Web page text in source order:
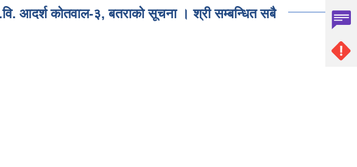
आदर्श कोतवाल-३, बतराको सूचना । श्री सम्बन्धित सबै